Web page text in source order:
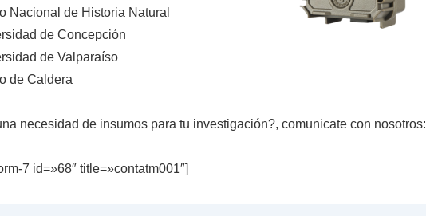
Nacional de Historia Natural
de Concepción
de Valparaíso
de Caldera
necesidad de insumos para tu investigación?, comunicate con nosotros:
7 id=»68″ title=»contatm001″]